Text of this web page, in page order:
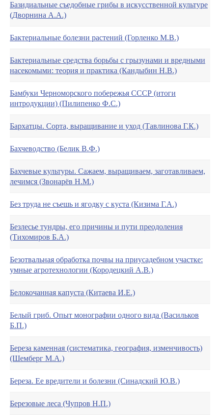
Базидиальные съедобные грибы в искусственной культуре
(Дворнина А.А.)
Бактериальные болезни растений (Горленко М.В.)
Бактериальные средства борьбы с грызунами и вредными
насекомыми: теория и практика (Кандыбин Н.В.)
Бамбуки Черноморского побережья СССР (итоги
интродукции) (Пилипенко Ф.С.)
Бархатцы. Сорта, выращивание и уход (Тавлинова Г.К.)
Бахчеводство (Белик В.Ф.)
Бахчевые культуры. Сажаем, выращиваем, заготавливаем,
лечимся (Звонарёв Н.М.)
Без труда не съешь и ягодку с куста (Кизима Г.А.)
Безлесье тундры, его причины и пути преодоления
(Тихомиров Б.А.)
Безотвальная обработка почвы на приусадебном участке:
умные агротехнологии (Кородецкий А.В.)
Белокочанная капуста (Китаева И.Е.)
Белый гриб. Опыт монографии одного вида (Васильков
Б.П.)
Береза каменная (систематика, география, изменчивость)
(Шемберг М.А.)
Береза. Ее вредители и болезни (Синадский Ю.В.)
Березовые леса (Чупров Н.П.)